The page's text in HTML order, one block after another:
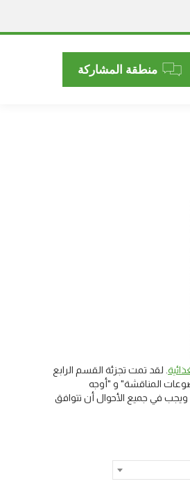
منطقة المشاركة
. لقد تمت تجزئة القسم الرابع
المناقشة" و "أوجه
في جميع الأحوال أن تتوافق